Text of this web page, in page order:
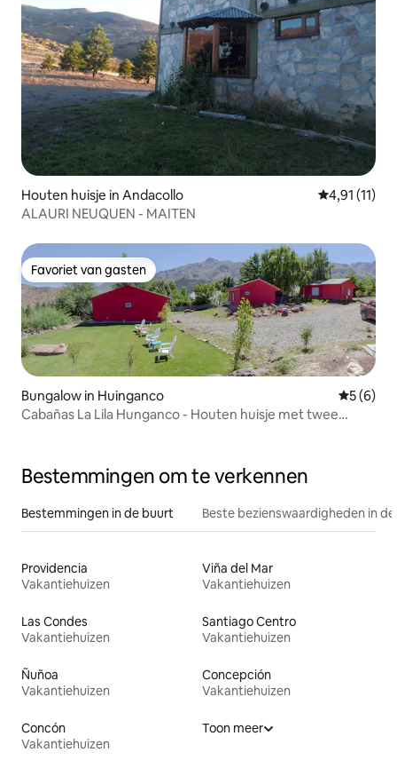
Houten huisje in Andacollo Gemiddelde
4,91 (11)
ALAURI NEUQUEN - MAITEN
Favoriet van gasten
Favoriet van gasten
Bungalow in Huinganco
5 (6)
Cabañas La Lila Hunganco - Houten huisje met twee
Bestemmingen om te verkennen
Bestemmingen in de buurt Beste bezienswaardigheden in
Providencia
Vakantiehuizen
Viña del Mar
Vakantiehuizen
Las Condes
Vakantiehuizen
Santiago Centro
Vakantiehuizen
Ñuñoa
Vakantiehuizen
Concepción
Vakantiehuizen
Concón
Vakantiehuizen
Toon meer